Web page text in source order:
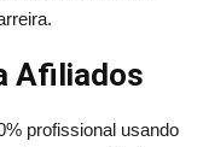
Afiliados
profissional usando